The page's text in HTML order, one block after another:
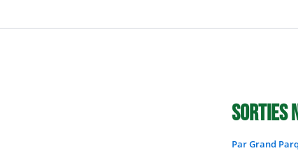
Sorties
ParGrand